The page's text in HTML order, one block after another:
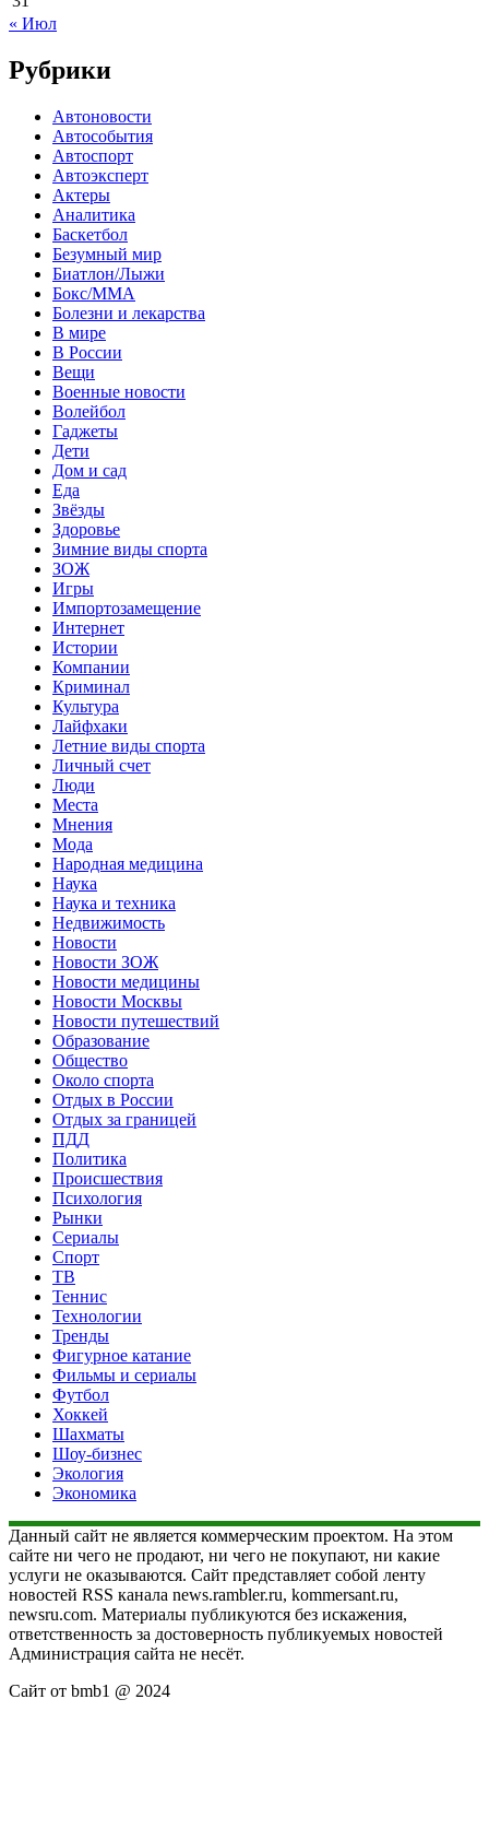
« Июл
Рубрики
Автоновости
Автособытия
Автоспорт
Автоэксперт
Актеры
Аналитика
Баскетбол
Безумный мир
Биатлон/Лыжи
Бокс/MMA
Болезни и лекарства
В мире
В России
Вещи
Военные новости
Волейбол
Гаджеты
Дети
Дом и сад
Еда
Звёзды
Здоровье
Зимние виды спорта
ЗОЖ
Игры
Импортозамещение
Интернет
Истории
Компании
Криминал
Культура
Лайфхаки
Летние виды спорта
Личный счет
Люди
Места
Мнения
Мода
Народная медицина
Наука
Наука и техника
Недвижимость
Новости
Новости ЗОЖ
Новости медицины
Новости Москвы
Новости путешествий
Образование
Общество
Около спорта
Отдых в России
Отдых за границей
ПДД
Политика
Происшествия
Психология
Рынки
Сериалы
Спорт
ТВ
Теннис
Технологии
Тренды
Фигурное катание
Фильмы и сериалы
Футбол
Хоккей
Шахматы
Шоу-бизнес
Экология
Экономика
Данный сайт не является коммерческим проектом. На этом
сайте ни чего не продают, ни чего не покупают, ни какие
услуги не оказываются. Сайт представляет собой ленту
новостей RSS канала news.rambler.ru, kommersant.ru,
newsru.com. Материалы публикуются без искажения,
ответственность за достоверность публикуемых новостей
Администрация сайта не несёт.
Сайт от bmb1 @ 2024